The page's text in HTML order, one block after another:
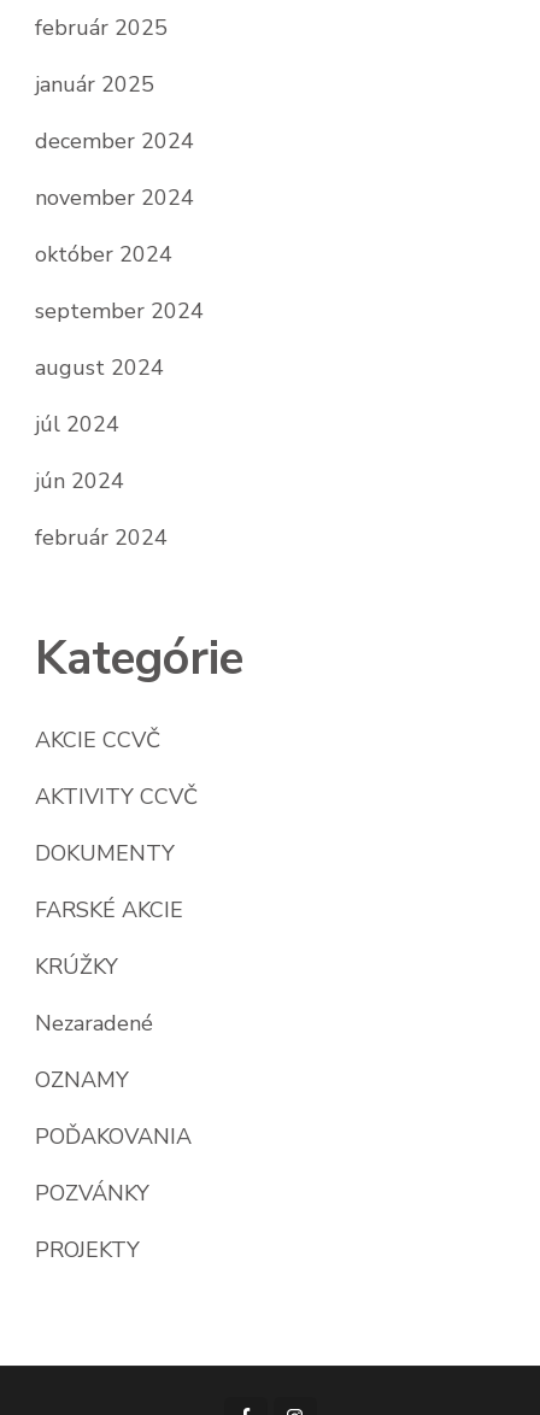
február 2025
január 2025
december 2024
november 2024
október 2024
september 2024
august 2024
júl 2024
jún 2024
február 2024
Kategórie
AKCIE CCVČ
AKTIVITY CCVČ
DOKUMENTY
FARSKÉ AKCIE
KRÚŽKY
Nezaradené
OZNAMY
POĎAKOVANIA
POZVÁNKY
PROJEKTY